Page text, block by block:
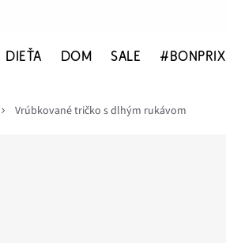
DIEŤA DOM SALE #BONPRIX
Vrúbkované tričko s dlhým rukávom